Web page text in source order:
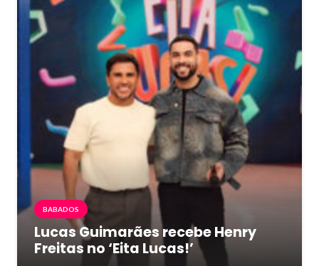
BABADOS
Lucas Guimarães recebe Henry
Freitas no ‘Eita Lucas!’